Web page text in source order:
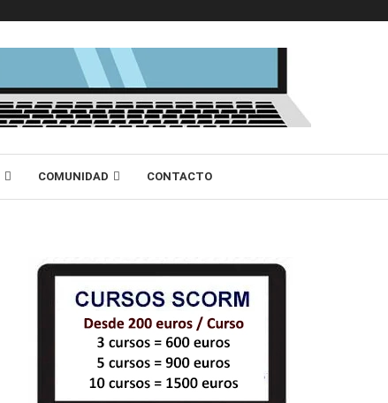
COMUNIDAD CONTACTO